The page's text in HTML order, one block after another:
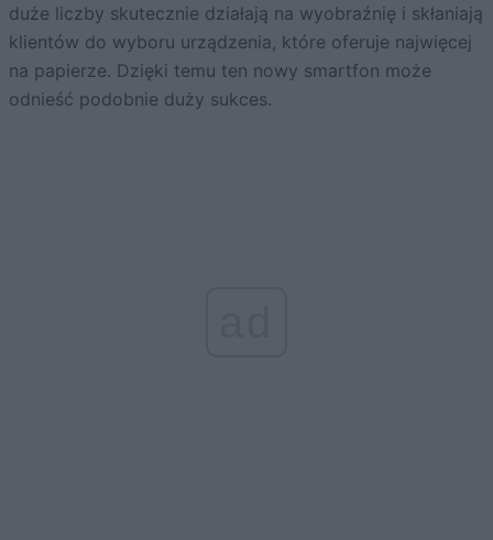
duże liczby skutecznie działają na wyobraźnię i skłaniają
klientów do wyboru urządzenia, które oferuje najwięcej
na papierze. Dzięki temu ten nowy smartfon może
odnieść podobnie duży sukces.